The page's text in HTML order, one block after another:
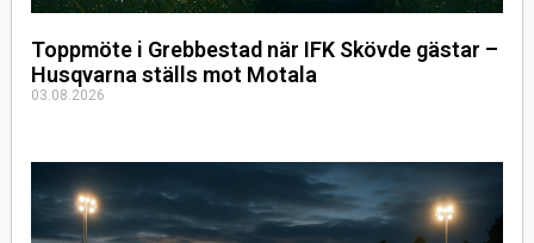
Toppmöte i Grebbestad när IFK Skövde gästar –
Husqvarna ställs mot Motala
03.08.2026